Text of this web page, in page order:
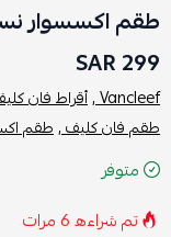
طقم اكسسوار
299 SAR
Vancleef , أقراط فان
طقم فان كليف ,طقم
متوفر
تم شراءه6مرات